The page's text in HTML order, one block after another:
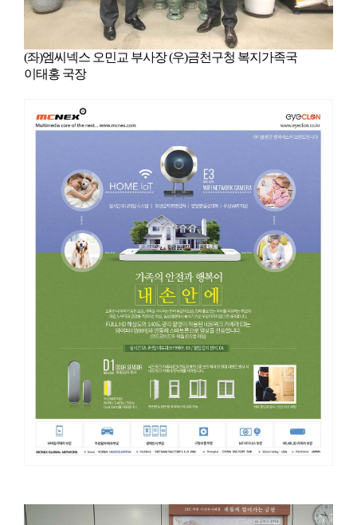
(좌)엠씨넥스 오민교 부사장 (우)금천구청 복지가족국
이태홍 국장